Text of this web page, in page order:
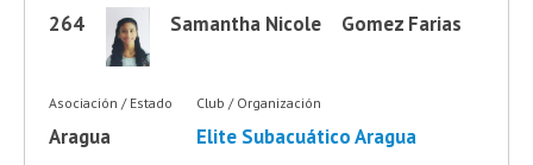
264 Samantha Nicole Gomez Farias
Asociación / Estado
Aragua
Club / Organización
Elite Subacuático Aragua